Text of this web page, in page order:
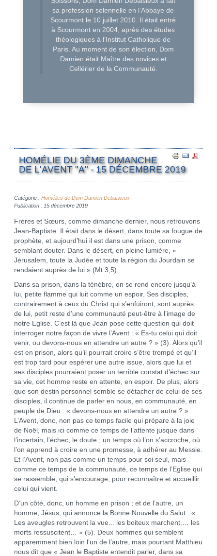
sa profession solennelle en l’Abbaye de
Scourmont le 10 juillet 2010. Il était entré
à Scourmont en 2004, après des études
théologiques à l’Institut Catholique de
Paris. Au moment de son élection, Dom
Damien était Maître des novices et
Cellérier de la Communauté.
HOMÉLIE DU 3ÈME DIMANCHE
DE L'AVENT "A" - 15 DÉCEMBRE 2019
Catégorie : Homélies de Dom Damien Debaisieux
Publication : 15 décembre 2019
Frères et Sœurs, comme dimanche dernier, nous retrouvons
Jean-Baptiste. Il était dans le désert, dans toute sa fougue de
prophète, et aujourd’hui il est dans une prison, comme
semblant douter. Dans le désert, en pleine lumière, «
Jérusalem, toute la Judée et toute la région du Jourdain se
rendaient auprès de lui » (Mt 3,5).
Dans sa prison, dans la ténèbre, on se rend encore jusqu’à
lui, petite flamme qui luit comme un espoir. Ses disciples,
contrairement à ceux du Christ qui s’enfuiront, sont auprès
de lui, petit reste d’une communauté peut-être à l’image de
notre Eglise. C’est là que Jean pose cette question qui doit
interroger notre façon de vivre l’Avent : « Es-tu celui qui doit
venir, ou devons-nous en attendre un autre ? » (3). Alors qu’il
est en prison, alors qu’il pourrait croire s’être trompé et qu’il
est trop tard pour espérer une autre issue, alors que lui et
ses disciples pourraient poser un terrible constat d’échec sur
sa vie, cet homme reste en attente, en espoir. De plus, alors
que son destin personnel semble se détacher de celui de ses
disciples, il continue de parler en nous, en communauté, en
peuple de Dieu : « devons-nous en attendre un autre ? »
L’Avent, donc, non pas ce temps facile qui prépare à la joie
de Noël, mais ici comme ce temps de l’attente jusque dans
l’incertain, l’échec, le doute ; un temps où l’on s’accroche, où
l’on apprend à croire en une promesse, à adhérer au Messie.
Et l’Avent, non pas comme un temps pour soi seul, mais
comme ce temps de la communauté, ce temps de l’Eglise qui
se rassemble, qui s’encourage, pour reconnaître et accueillir
celui qui vient.
D’un côté, donc, un homme en prison ; et de l’autre, un
homme, Jésus, qui annonce la Bonne Nouvelle du Salut : «
Les aveugles retrouvent la vue... les boiteux marchent.… les
morts ressuscitent… » (5). Deux hommes qui semblent
apparemment bien loin l’un de l’autre, mais pourtant Matthieu
nous dit que « Jean le Baptiste entendit parler, dans sa